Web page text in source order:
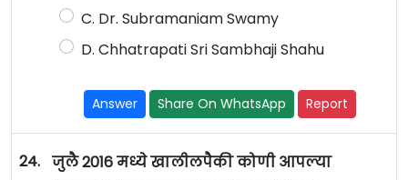
C. Dr. Subramaniam Swamy
D. Chhatrapati Sri Sambhaji Shahu
Answer Share On WhatsApp Report
24. जुलै 2016 मध्ये खालीलपैकी कोणी आपल्या